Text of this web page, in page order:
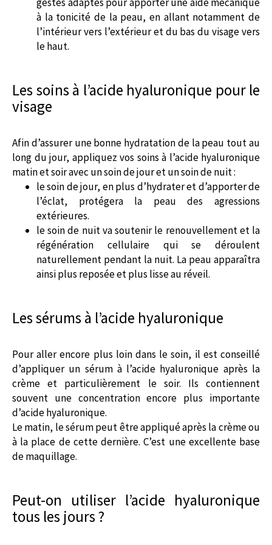
à la tonicité de la peau, en allant notamment de
l’intérieur vers l’extérieur et du bas du visage vers
le haut.
Les soins à l’acide hyaluronique pour le
visage
Afin d’assurer une bonne hydratation de la peau tout au
long du jour, appliquez vos soins à l’acide hyaluronique
matin et soir avec un soin de jour et un soin de nuit :
le soin de jour, en plus d’hydrater et d’apporter de
l’éclat, protégera la peau des agressions
extérieures.
le soin de nuit va soutenir le renouvellement et la
régénération cellulaire qui se déroulent
naturellement pendant la nuit. La peau apparaîtra
ainsi plus reposée et plus lisse au réveil.
Les sérums à l’acide hyaluronique
Pour aller encore plus loin dans le soin, il est conseillé
d’appliquer un sérum à l’acide hyaluronique après la
crème et particulièrement le soir. Ils contiennent
souvent une concentration encore plus importante
d’acide hyaluronique.
Le matin, le sérum peut être appliqué après la crème ou
à la place de cette dernière. C’est une excellente base
de maquillage.
Peut-on utiliser l’acide hyaluronique
tous les jours ?